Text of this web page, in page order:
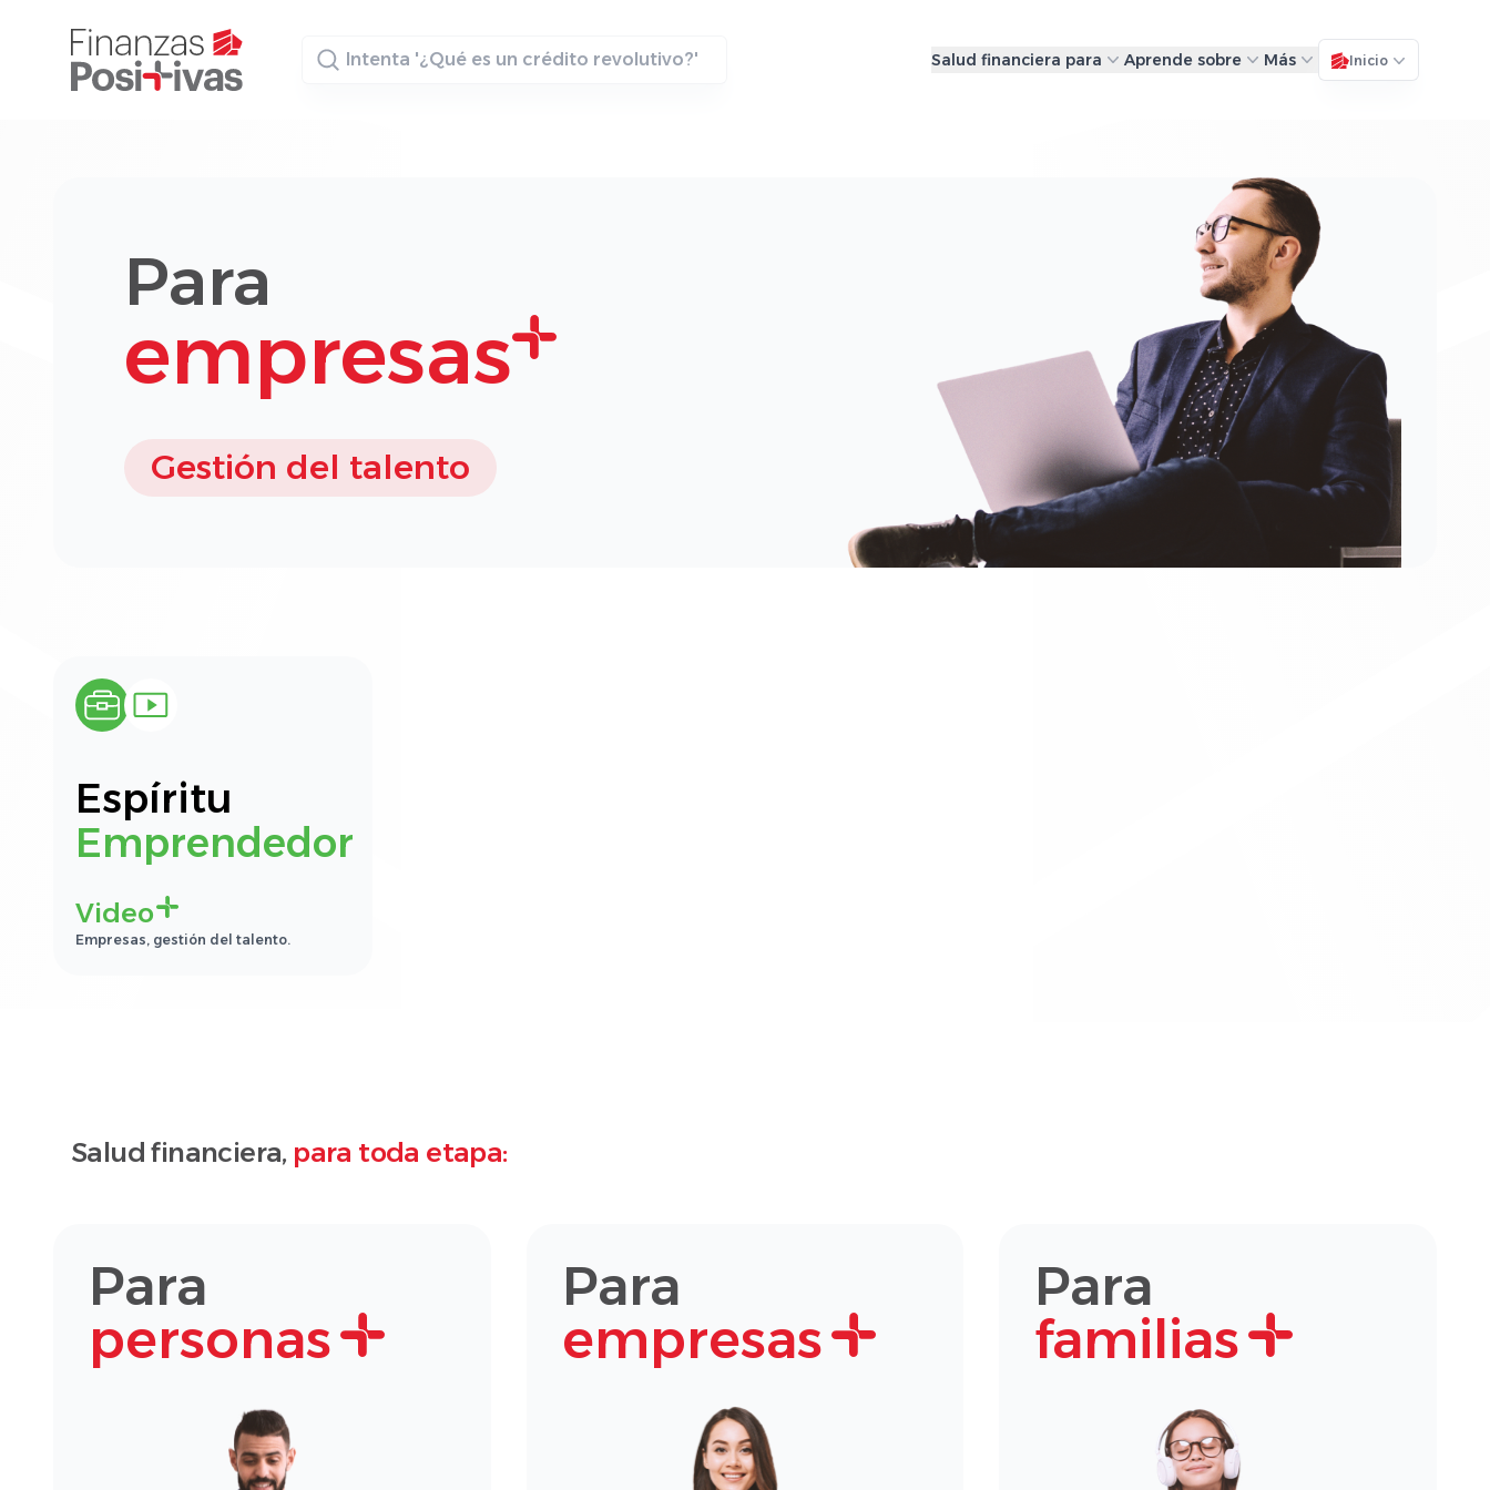
Buscador
Salud financiera para Aprende sobre Más Inicio
Para
empresas
Gestión del talento
Espíritu
Emprendedor
Video
Empresas, gestión del talento.
Salud financiera, para toda etapa:
Para
personas
Para
empresas
Para
familias